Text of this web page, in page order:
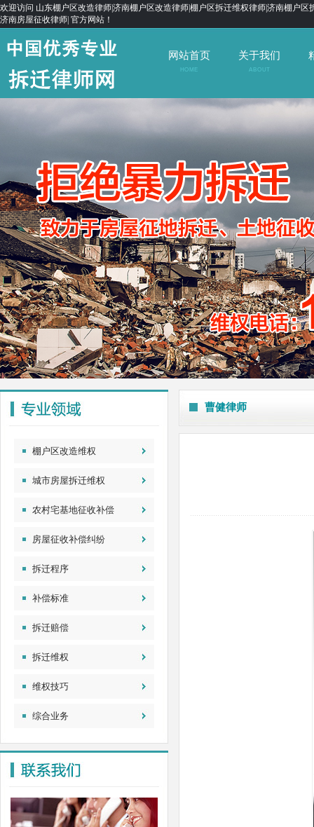
欢迎访问 山东棚户区改造律师|济南棚户区改造律师|棚户区拆迁维权律师|济南棚户区
济南房屋征收律师| 官方网站！
网站首页
HOME
关于我们
ABOUT
棚户区改造维权
城市房屋拆迁维权
农村宅基地征收补偿
房屋征收补偿纠纷
拆迁程序
补偿标准
拆迁赔偿
拆迁维权
维权技巧
综合业务
曹健律师